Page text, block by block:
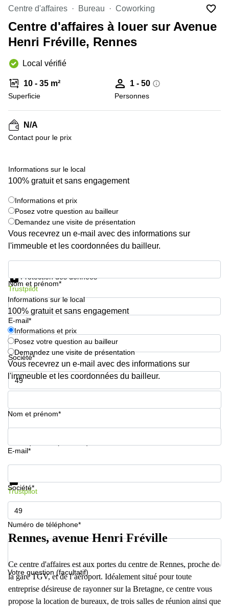
Strasbourg
d'affaires
Toulouse
Toulouse
Coworking
Nice
Centres
Lyon
Centre
Montpellier
Centre d'affaires Bureau Coworking
Centre d'affaires à louer sur Avenue
Henri Fréville, Rennes
Local vérifié
10 - 35 m²
Superficie
1 - 50
Personnes
N/A
Contact pour le prix
Informations sur le local
100% gratuit et sans engagement
Informations et prix
Posez votre question au bailleur
Demandez une visite de présentation
Vous recevrez un e-mail avec des informations sur
l'immeuble et les coordonnées du bailleur.
Nom et prénom*
E-mail*
Société*
Numéro de téléphone*
Protection des données
Trustpilot
Informations sur le local
100% gratuit et sans engagement
Informations et prix
Posez votre question au bailleur
Demandez une visite de présentation
Vous recevrez un e-mail avec des informations sur
l'immeuble et les coordonnées du bailleur.
Nom et prénom*
E-mail*
Société*
Numéro de téléphone*
Votre question (facultatif)
Informations et prix
Trustpilot
Rennes, avenue Henri Fréville
Ce centre d'affaires est aux portes du centre de Rennes, proche de
la gare TGV, et de l’aéroport. Idéalement situé pour toute
entreprise désireuse de rayonner sur la Bretagne, ce centre vous
propose la location de bureaux, de trois salles de réunion ainsi que